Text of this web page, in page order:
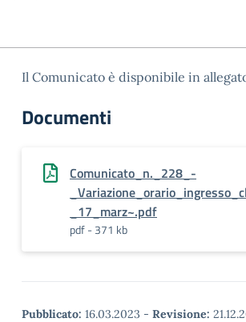
Il Comunicato è disponibile in
Documenti
Comunicato_n._228_-
_17_marz~.pdf
pdf - 371 kb
Pubblicato: 16.03.2023 - Revisione: